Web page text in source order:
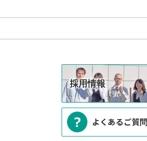
採用情報
よくあるご質問